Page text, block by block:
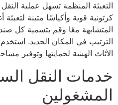
المنظمة تسهل عملية النقل
قوية وأكياسًا متينة لتعبئة
معًا وقم بتسمية كل صندوق
في المكان الجديد. استخدم
الهشة لحمايتها وتوفير مساحة
النقل